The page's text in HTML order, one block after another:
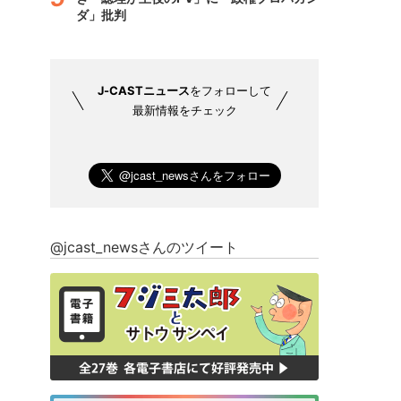
ダ」批判
J-CASTニュースをフォローして
最新情報をチェック
@jcast_newsさんのツイート